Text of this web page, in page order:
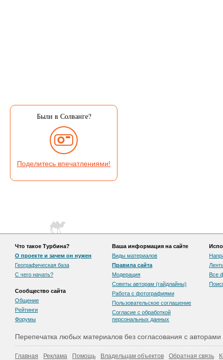
Были в Солванге?
Поделитесь впечатлениями!
Что такое Турбина?
О проекте и зачем он нужен
Географическая база
С чего начать?
Сообщество сайта
Общение
Рейтинги
Форумы
Ваша информация на сайте
Виды материалов
Правила сайта
Модерация
Советы авторам (гайдлайны)
Работа с фотографиями
Пользовательскоe соглашение
Согласие с обработкой
персональных данных
Все
Перепечатка любых материалов без согласования с
Главная Реклама Помощь Владельцам объектов Обратная связь